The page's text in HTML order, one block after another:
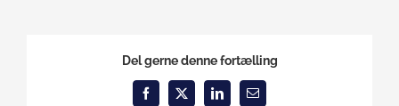
Del gerne denne fortælling
Facebook
X LinkedInEmail